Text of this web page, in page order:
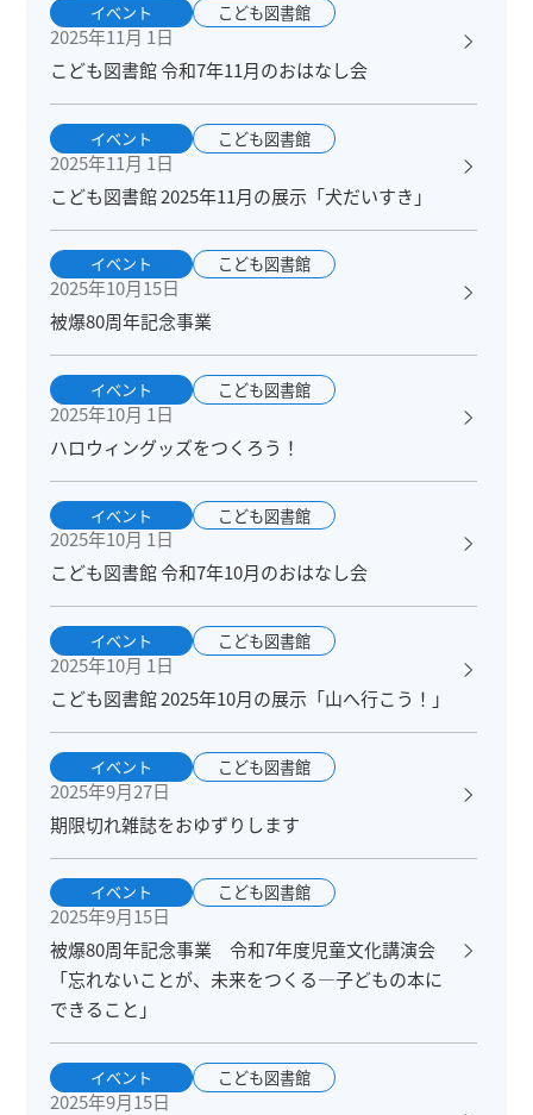
イベント こども図書館
2025年11月 1日
こども図書館 令和7年11月のおはなし会
イベント こども図書館
2025年11月 1日
こども図書館 2025年11月の展示「犬だいすき」
イベント こども図書館
2025年10月15日
被爆80周年記念事業
イベント こども図書館
2025年10月 1日
ハロウィングッズをつくろう！
イベント こども図書館
2025年10月 1日
こども図書館 令和7年10月のおはなし会
イベント こども図書館
2025年10月 1日
こども図書館 2025年10月の展示「山へ行こう！」
イベント こども図書館
2025年9月27日
期限切れ雑誌をおゆずりします
イベント こども図書館
2025年9月15日
被爆80周年記念事業 令和7年度児童文化講演会
「忘れないことが、未来をつくる―子どもの本に
できること」
イベント こども図書館
2025年9月15日